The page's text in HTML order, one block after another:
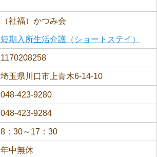
（社福）かつみ会
短期入所生活介護（ショートステイ）
1170208258
埼玉県川口市上青木6-14-10
048-423-9280
048-423-9284
8：30～17：30
年中無休